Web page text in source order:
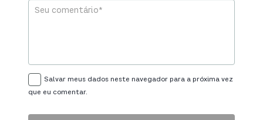
Salvar meus dados neste navegador para a próxima vez
que eu comentar.